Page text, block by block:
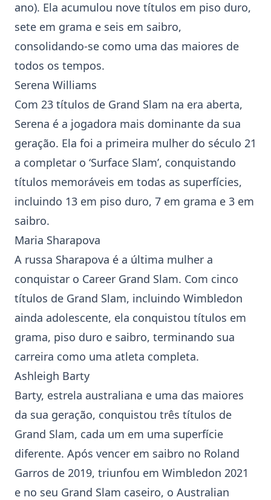
ano). Ela acumulou nove títulos em piso duro,
sete em grama e seis em saibro,
consolidando-se como uma das maiores de
todos os tempos.
Serena Williams
Com 23 títulos de Grand Slam na era aberta,
Serena é a jogadora mais dominante da sua
geração. Ela foi a primeira mulher do século 21
a completar o ‘Surface Slam’, conquistando
títulos memoráveis em todas as superfícies,
incluindo 13 em piso duro, 7 em grama e 3 em
saibro.
Maria Sharapova
A russa Sharapova é a última mulher a
conquistar o Career Grand Slam. Com cinco
títulos de Grand Slam, incluindo Wimbledon
ainda adolescente, ela conquistou títulos em
grama, piso duro e saibro, terminando sua
carreira como uma atleta completa.
Ashleigh Barty
Barty, estrela australiana e uma das maiores
da sua geração, conquistou três títulos de
Grand Slam, cada um em uma superfície
diferente. Após vencer em saibro no Roland
Garros de 2019, triunfou em Wimbledon 2021
e no seu Grand Slam caseiro, o Australian